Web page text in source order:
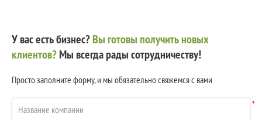
У вас есть бизнес?Вы готовы получить новых
клиентов?Мы всегда рады сотрудничеству!
Просто заполните форму, и мы обязательно свяжемся с вами
*